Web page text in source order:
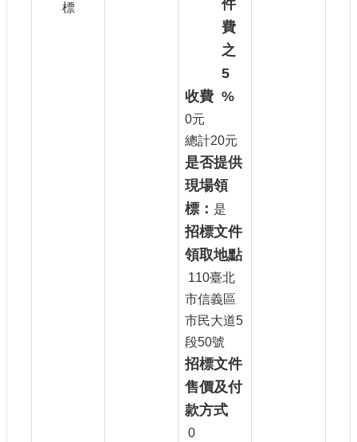
標
收費
0元
總計20元
是否提供
現場領
標： 是
招標文件
領取地點
110臺北
市信義區
市民大道5
段50號
招標文件
售價及付
款方式
0